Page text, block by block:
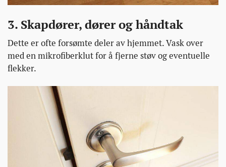
3. Skapdører, dører og håndtak
Dette er ofte forsømte deler av hjemmet. Vask over
med en mikrofiberklut for å fjerne støv og eventuelle
flekker.